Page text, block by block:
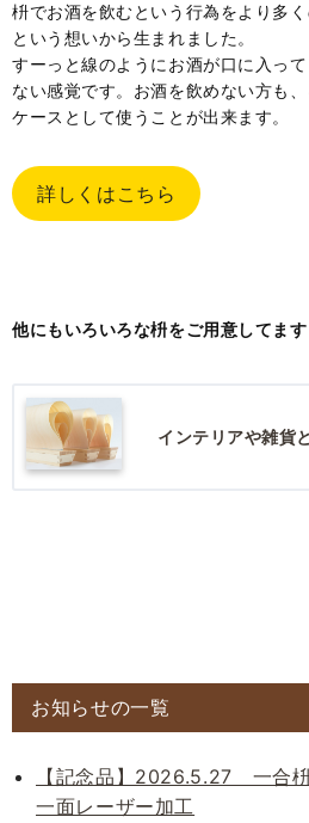
枡でお酒を飲むという行為をより多
という想いから生まれました。
すーっと線のようにお酒が口に入っ
ない感覚です。お酒を飲めない方も
ケースとして使うことが出来ます。
詳しくはこちら
他にもいろいろな枡をご用意してま
インテリアや雑貨
お知らせの一覧
【記念品】2026.5.27 一
一面レーザー加工